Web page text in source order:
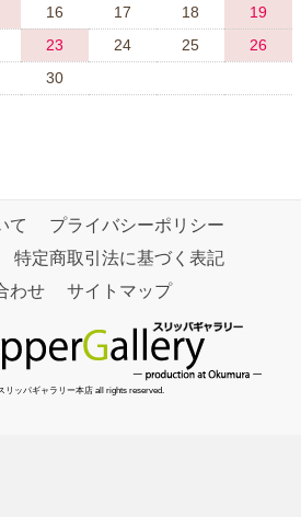
16 17 18
19
23 24 25
26
30
て
プライバシーポリシー
特定商取引法に基づく表記
わせ
サイトマップ
リッパギャラリー本店 all rights reserved.